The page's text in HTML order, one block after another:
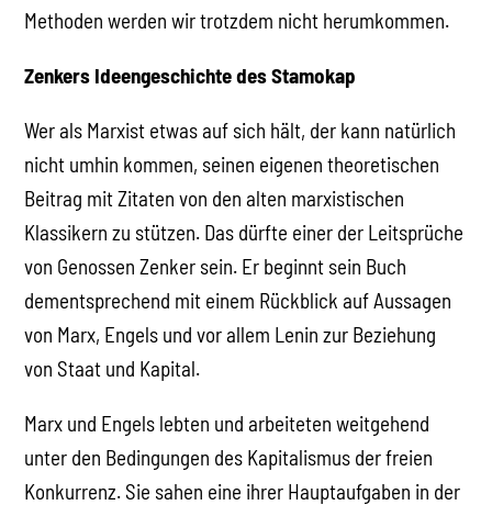
Methoden werden wir trotzdem nicht herumkommen.
Zenkers Ideengeschichte des Stamokap
Wer als Marxist etwas auf sich hält, der kann natürlich
nicht umhin kommen, seinen eigenen theoretischen
Beitrag mit Zitaten von den alten marxistischen
Klassikern zu stützen. Das dürfte einer der Leitsprüche
von Genossen Zenker sein. Er beginnt sein Buch
dementsprechend mit einem Rückblick auf Aussagen
von Marx, Engels und vor allem Lenin zur Beziehung
von Staat und Kapital.
Marx und Engels lebten und arbeiteten weitgehend
unter den Bedingungen des Kapitalismus der freien
Konkurrenz. Sie sahen eine ihrer Hauptaufgaben in der